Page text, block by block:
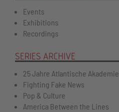
Events
Exhibitions
Recordings
SERIES ARCHIVE
25 Jahre Atlantische Akademie
Fighting Fake News
Pop & Culture
America Between the Lines